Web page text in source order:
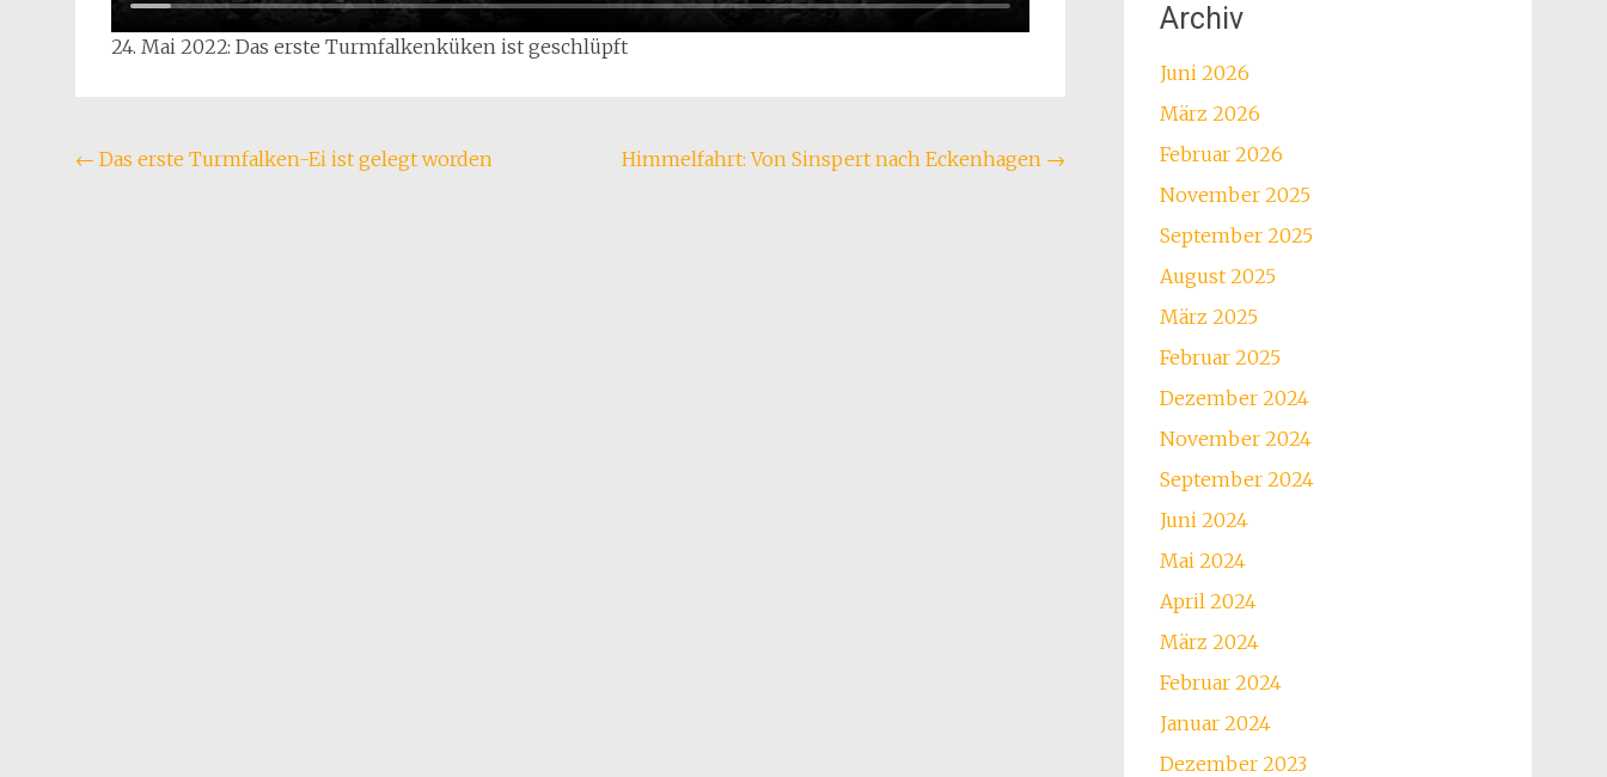
24. Mai 2022: Das erste Turmfalkenküken ist geschlüpft
Beitragsnavigation
← Das erste Turmfalken-Ei ist gelegt worden Himmelfahrt: Von Sinspert nach Eckenhagen →
Archiv
Juni 2026
März 2026
Februar 2026
November 2025
September 2025
August 2025
März 2025
Februar 2025
Dezember 2024
November 2024
September 2024
Juni 2024
Mai 2024
April 2024
März 2024
Februar 2024
Januar 2024
Dezember 2023